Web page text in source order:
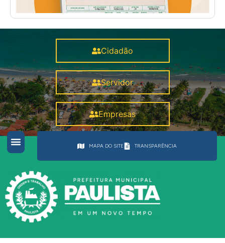
Cidadão
Servidor
Empresas
MAPA DO SITE TRANSPARÊNCIA